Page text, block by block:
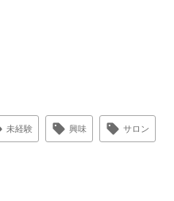
未経験 興味 サロン